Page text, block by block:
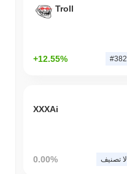
Troll
+12.55% #382
XXXAi
0.00% لا تصنيف